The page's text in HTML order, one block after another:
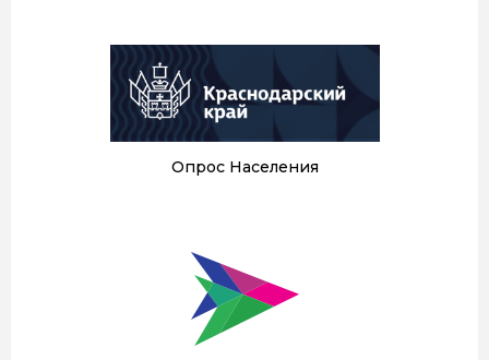
Опрос Населения